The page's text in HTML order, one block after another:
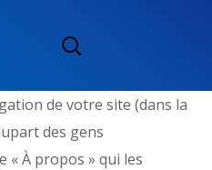
C’est différent d’un
de votre site (dans la
des gens
« À propos » qui les